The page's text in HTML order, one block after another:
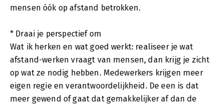
mensen óók op afstand betrokken.
* Draai je perspectief om
Wat ik herken en wat goed werkt: realiseer je wat
afstand-werken vraagt van mensen, dan krijg je zicht
op wat ze nodig hebben. Medewerkers krijgen meer
eigen regie en verantwoordelijkheid. De een is dat
meer gewend of gaat dat gemakkelijker af dan de